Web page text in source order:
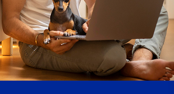
Search products